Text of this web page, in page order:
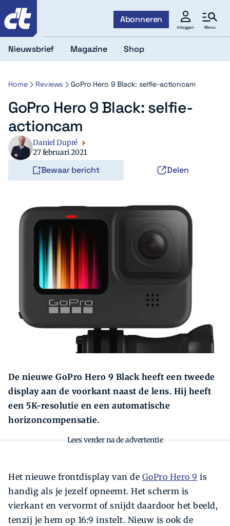
Abonneren
Inloggen Menu
Zoeken
Nieuwsbrief Magazine Shop
Home Reviews GoPro Hero 9 Black: selfie-actioncam
GoPro Hero 9 Black: selfie-
actioncam
Daniel Dupré
27 februari 2021
Bewaar bericht Delen
De nieuwe GoPro Hero 9 Black heeft een tweede
display aan de voorkant naast de lens. Hij heeft
een 5K-resolutie en een automatische
horizoncompensatie.
Lees verder na de advertentie
Het nieuwe frontdisplay van de GoPro Hero 9 is
handig als je jezelf opneemt. Het scherm is
vierkant en vervormt of snijdt daardoor het beeld,
tenzij je hem op 16:9 instelt. Nieuw is ook de